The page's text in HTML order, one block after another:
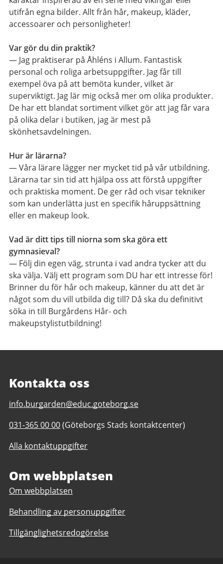
utifrån egna bilder. Allt från hår, makeup, kläder,
accessoarer och personligheter!
Var gör du din praktik?
— Jag praktiserar på Åhléns i Allum. Fantastisk
personal och roliga arbetsuppgifter. Jag får till
exempel öva på att bemöta kunder, vilket är
superviktigt. Jag lär mig också mer om olika produkter.
De har ett blandat sortiment vilket gör att jag får vara
på olika delar i butiken, jag är mest på
skönhetsavdelningen.
Hur är lärarna?
— Våra lärare lägger ner mycket tid på vår utbildning.
Lärarna tar sin tid att hjälpa oss att förstå uppgifter
och praktiska moment. De ger råd och visar tekniker
som kan underlätta just en specifik håruppsättning
eller en makeup look.
Vad är ditt tips till niorna som ska göra ett
gymnasieval?
— Följ din egen väg, strunta i vad andra tycker att du
ska välja. Välj ett program som DU har ett intresse för!
Brinner du för hår och makeup, känner du att det är
något som du vill utbilda dig till? Då ska du definitivt
söka in till Burgårdens Hår- och
makeupstylistutbildning!
Kontakta oss
E-
till
Burgårdens
gymnasium
info.burgarden@educ.goteborg.se
Telefonnummer
Burgårdens
031-365 00 00(Göteborgs Stads kontaktcenter)
Alla kontaktuppgifter
Om webbplatsen
Om webbplatsen
Behandling av personuppgifter
Tillgänglighetsredogörelse